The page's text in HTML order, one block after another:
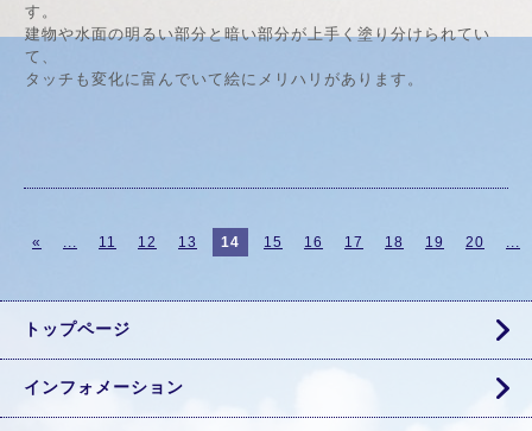
す。
建物や水面の明るい部分と暗い部分が上手く塗り分けられてい
て、
タッチも変化に富んでいて絵にメリハリがあります。
« 11 12 13 14 15 16 17 18 19 20
トップページ
インフォメーション